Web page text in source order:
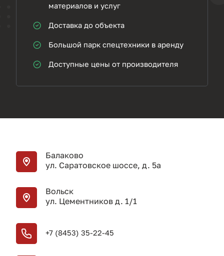
материалов и услуг
Доставка до объекта
Большой парк спецтехники в аренду
Доступные цены от производителя
Балаково
ул. Саратовское шоссе, д. 5а
Вольск
ул. Цементников д. 1/1
+7 (8453) 35-22-45